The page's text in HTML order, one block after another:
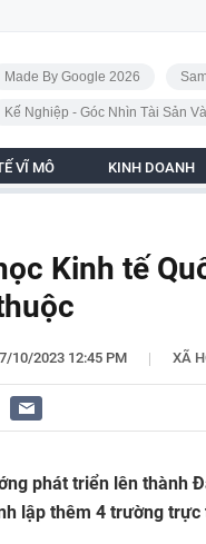
Made By Google 2026
Kế Nghiệp - Góc Nhìn Tài Sản
VĨ MÔ KINH DOANH
Kinh tế
10/2023 12:45 PM | XÃ
phát triển lên thành
lập thêm 4 trường trực